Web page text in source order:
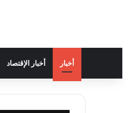
أخبار أخبار الإقتصاد